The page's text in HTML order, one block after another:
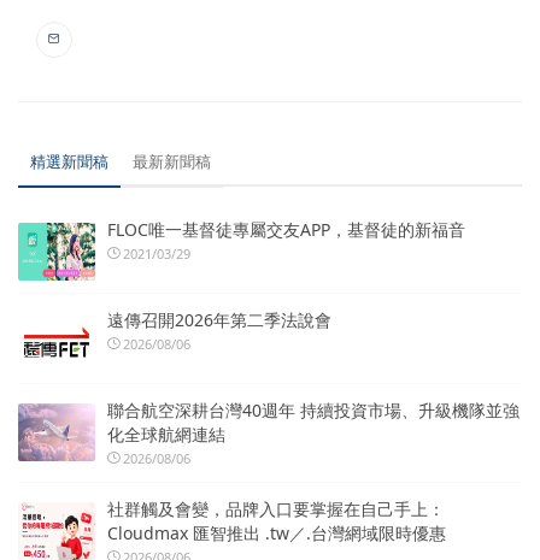
精選新聞稿 最新新聞稿
FLOC唯一基督徒專屬交友APP，基督徒的新福音
2021/03/29
遠傳召開2026年第二季法說會
2026/08/06
聯合航空深耕台灣40週年 持續投資市場、升級機隊並強
化全球航網連結
2026/08/06
社群觸及會變，品牌入口要掌握在自己手上：
Cloudmax 匯智推出 .tw／.台灣網域限時優惠